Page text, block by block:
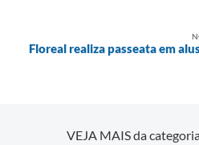
Floreal realiza passeata em
VEJA MAIS da